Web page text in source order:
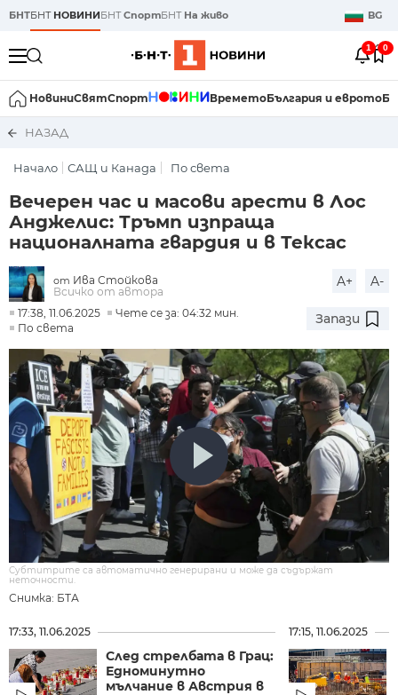
БНТБНТ НОВИНИБНТСпортБНТ На живо BG
1 0
НовиниСвятСпорт ВреметоБългария и еврото
НАЗАД
Начало САЩ и Канада По света
Вечерен час и масови арести в Лос
Анджелис: Тръмп изпраща
националната гвардия и в Тексас
от Ива Стойкова
Всичко от автора
A+ A-
17:38, 11.06.2025
Чете се за: 04:32 мин.
По света
Запази
Снимка: БТА
Субтитрите са автоматично генерирани и може да съдържат
неточности.
17:33, 11.06.2025
След стрелбата в Грац:
Едноминутно
мълчание в Австрия в
17:15, 11.06.2025